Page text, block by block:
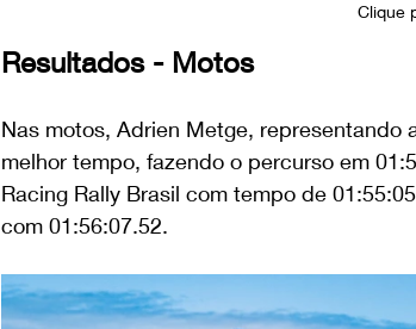
Clique
Resultados - Motos
Nas motos, Adrien Metge, representando
melhor tempo, fazendo o percurso em
Racing Rally Brasil com tempo de
com 01:56:07.52.